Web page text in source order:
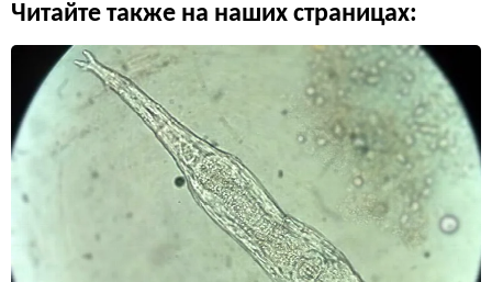
Читайте также на наших страницах: